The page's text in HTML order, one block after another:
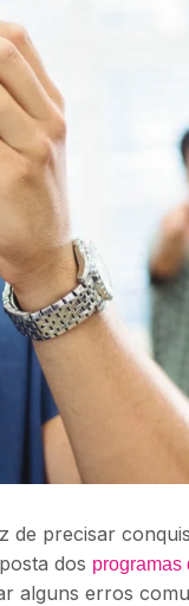
de precisar
dos programas
alguns erros